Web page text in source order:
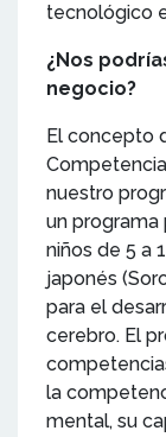
tecnológico
¿Nos
negocio?
El concepto
nuestro
un
niños de 5 a
japonés
para el
cerebro. El
la
mental, su